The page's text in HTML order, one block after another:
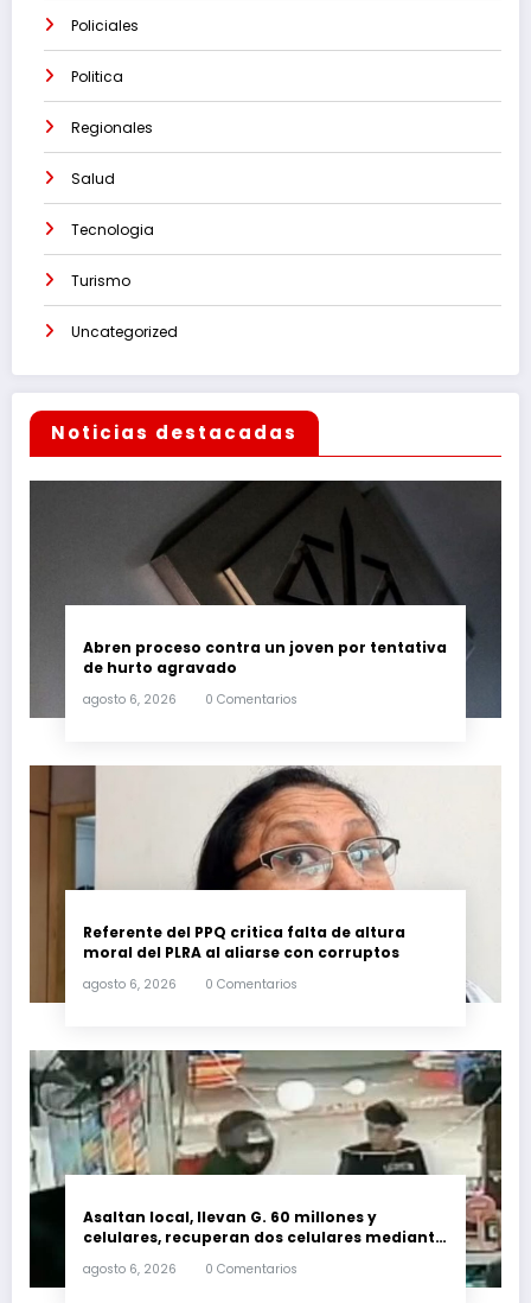
Policiales
Politica
Regionales
Salud
Tecnologia
Turismo
Uncategorized
Noticias destacadas
Abren proceso contra un joven por tentativa
de hurto agravado
agosto 6, 2026 0 Comentarios
Referente del PPQ critica falta de altura
moral del PLRA al aliarse con corruptos
agosto 6, 2026 0 Comentarios
Asaltan local, llevan G. 60 millones y
celulares, recuperan dos celulares mediante
agosto 6, 2026 0 Comentarios